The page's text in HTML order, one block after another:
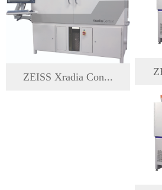
ZEISS Xradia Con...